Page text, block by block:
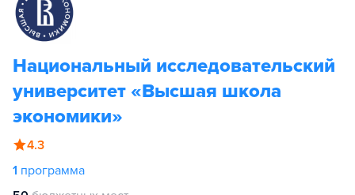
Национальный исследовательский
университет «Высшая школа
экономики»
4.3
1 программа